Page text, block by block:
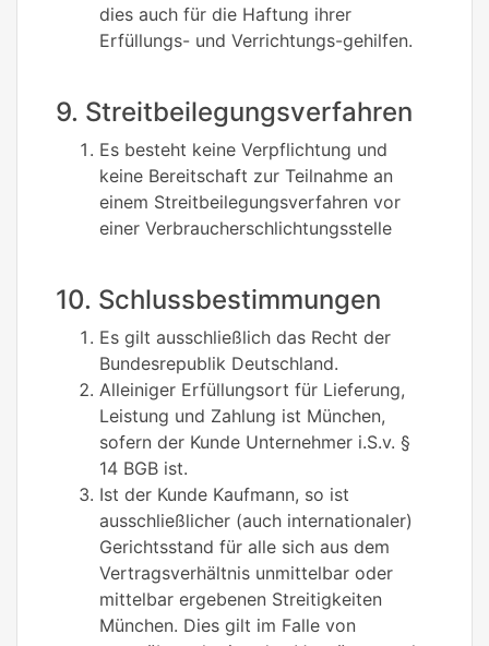
dies auch für die Haftung ihrer
Erfüllungs- und Verrichtungs-gehilfen.
9. Streitbeilegungsverfahren
Es besteht keine Verpflichtung und
keine Bereitschaft zur Teilnahme an
einem Streitbeilegungsverfahren vor
einer Verbraucherschlichtungsstelle
10. Schlussbestimmungen
Es gilt ausschließlich das Recht der
Bundesrepublik Deutschland.
Alleiniger Erfüllungsort für Lieferung,
Leistung und Zahlung ist München,
sofern der Kunde Unternehmer i.S.v. §
14 BGB ist.
Ist der Kunde Kaufmann, so ist
ausschließlicher (auch internationaler)
Gerichtsstand für alle sich aus dem
Vertragsverhältnis unmittelbar oder
mittelbar ergebenen Streitigkeiten
München. Dies gilt im Falle von